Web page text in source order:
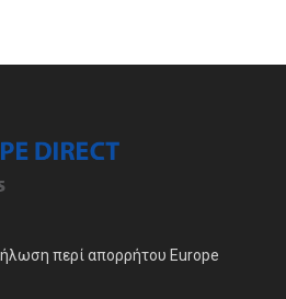
περί απορρήτου Europe